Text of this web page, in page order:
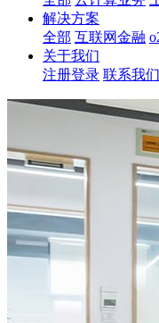
解决方案
全部 互联网金融
关于我们
注册登录 联系我们